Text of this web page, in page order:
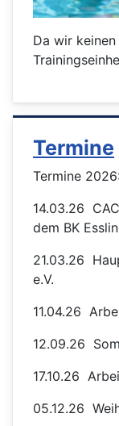
Da wir
Termine
Termine
14.03.26
dem BK
21.03.26
e.V.
11.04.26
12.09.26
17.10.26
05.12.26